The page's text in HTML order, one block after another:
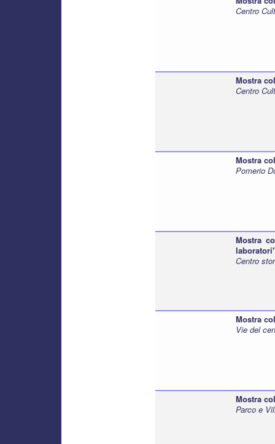
Centro
Mostra
Centro
Mostra
Pomerio
Mostra
Centro
Mostra
Vie del
Mostra
Parco e